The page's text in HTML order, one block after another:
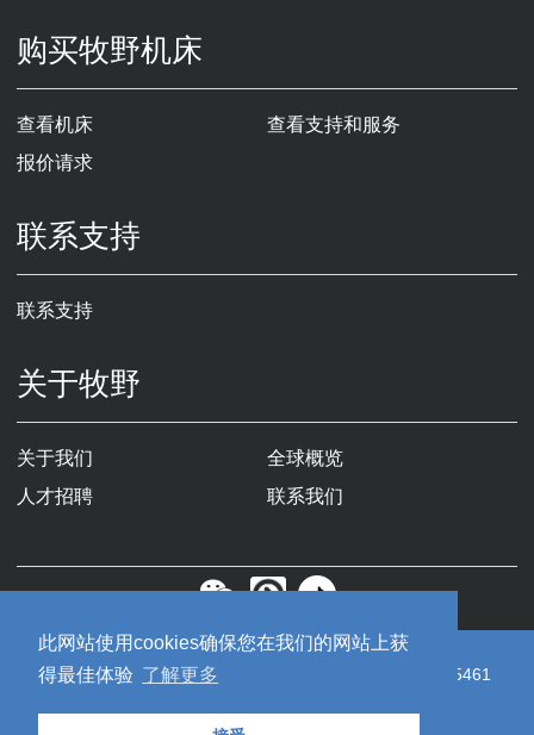
此网站使用cookies确保您在我们的网站上获
得最佳体验 了解更多
购买牧野机床
查看机床
查看支持和服务
报价请求
联系支持
联系支持
关于牧野
关于我们
全球概览
人才招聘
联系我们
Copyright © 2019牧野机床（中国）有限公司
苏ICP备19055461